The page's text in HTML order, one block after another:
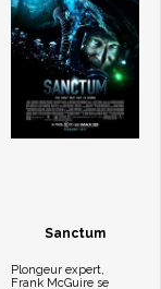
Sanctum
Plongeur expert,
Frank McGuire se